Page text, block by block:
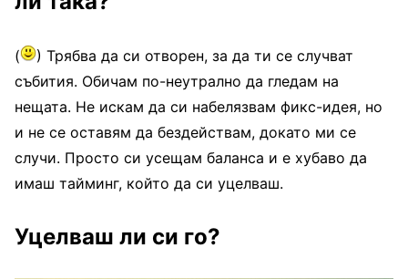
(
) Трябва да си отворен, за да ти се случват
събития. Обичам по-неутрално да гледам на
нещата. Не искам да си набелязвам фикс-идея, но
и не се оставям да бездействам, докато ми се
случи. Просто си усещам баланса и е хубаво да
имаш тайминг, който да си уцелваш.
Уцелваш ли си го?